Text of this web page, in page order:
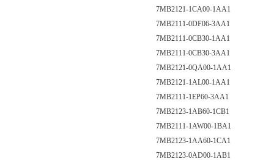
7MB2121-1CA00-1AA1
7MB2111-0DF06-3AA1
7MB2111-0CB30-1AA1
7MB2111-0CB30-3AA1
7MB2121-0QA00-1AA1
7MB2121-1AL00-1AA1
7MB2111-1EP60-3AA1
7MB2123-1AB60-1CB1
7MB2111-1AW00-1BA1
7MB2123-1AA60-1CA1
7MB2123-0AD00-1AB1